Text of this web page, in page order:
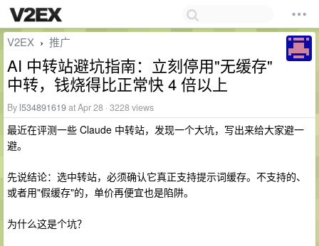
V2EX › 推广
AI 中转站避坑指南：立刻停用"无缓存"
中转，钱烧得比正常快 4 倍以上
By l534891619at Apr 28 · 3228 views
最近在评测一些 Claude 中转站，发现一个大坑，写出来给大家避一
避。
先说结论：选中转站，必须确认它真正支持提示词缓存。不支持的、
或者用"假缓存"的，单价再便宜也是陷阱。
为什么这是个坑？